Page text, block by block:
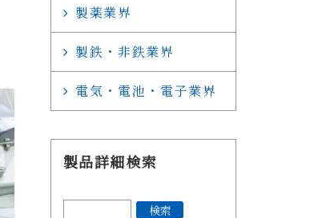
製薬業界
製鉄・非鉄業界
電気・電池・電子業界
製品詳細検索